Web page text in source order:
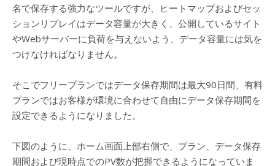
名で保存する強力なツールですが、ヒートマップおよびセッ
ションリプレイはデータ容量が大きく、公開しているサイト
やWebサーバーに負荷を与えないよう、データ容量には気を
つけなければなりません。
そこでフリープランではデータ保存期間は最大90日間、有料
プランではお客様が環境に合わせて自由にデータ保存期間を
設定できるようになりました。
下図のように、ホーム画面上部右側で、プラン、データ保存
期間および現時点でのPV数が把握できるようになっていま